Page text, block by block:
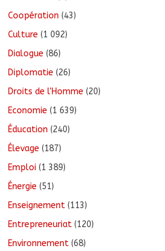
Coopération (43)
Culture (1 092)
Dialogue (86)
Diplomatie (26)
Droits de l'Homme (20)
Economie (1 639)
Éducation (240)
Élevage (187)
Emploi (1 389)
Énergie (51)
Enseignement (113)
Entrepreneuriat (120)
Environnement (68)